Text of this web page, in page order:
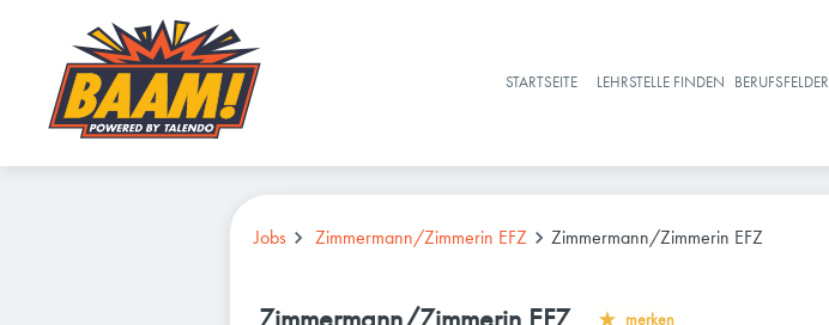
STARTSEITE LEHRSTELLE FINDEN BERUFSFELDER
Jobs Zimmermann/Zimmerin EFZ Zimmermann/Zimmerin EFZ
merken